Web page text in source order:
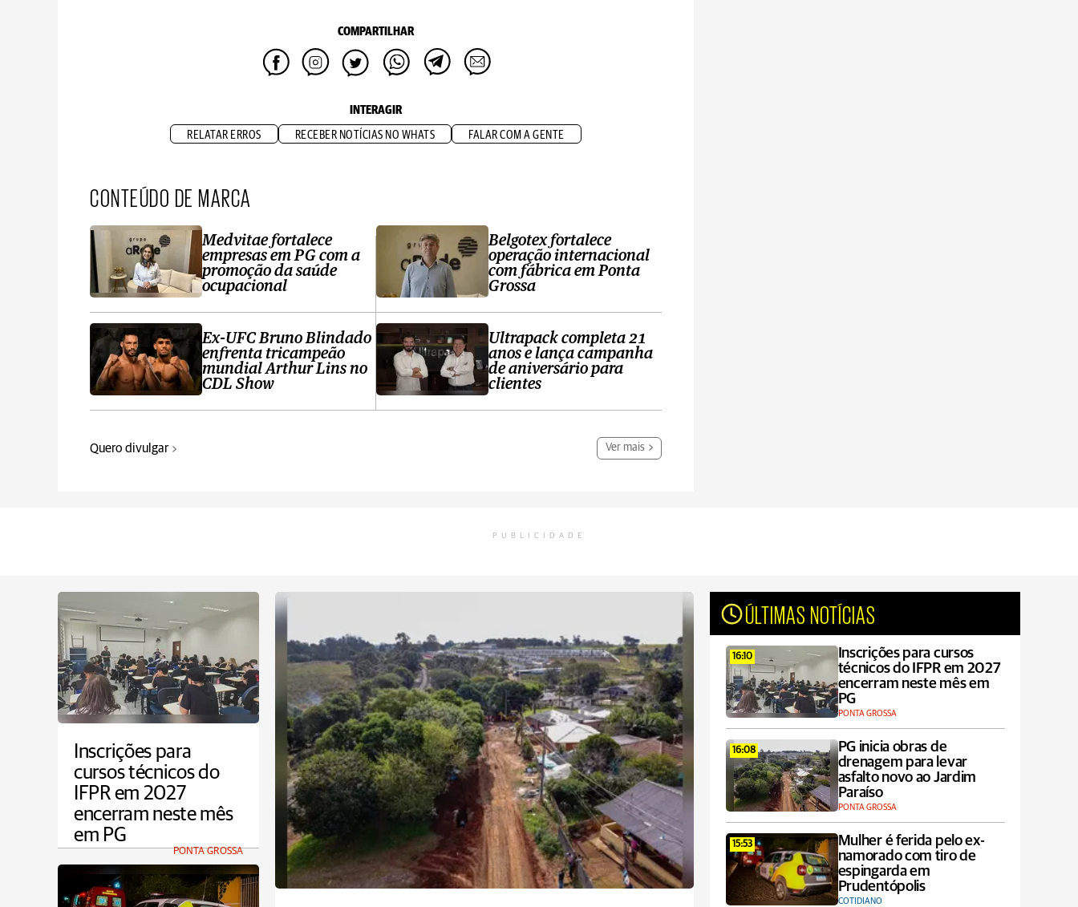
COMPARTILHAR
INTERAGIR
RELATAR ERROS RECEBER NOTÍCIAS NO WHATS FALAR COM A GENTE
CONTEÚDO DE MARCA
Medvitae fortalece
empresas em PG com a
promoção da saúde
ocupacional
Ex-UFC Bruno Blindado
enfrenta tricampeão
mundial Arthur Lins no
CDL Show
Belgotex fortalece
operação internacional
com fábrica em Ponta
Grossa
Ultrapack completa 21
anos e lança campanha
de aniversário para
clientes
Quero divulgar Ver mais
PUBLICIDADE
Inscrições para
cursos técnicos do
IFPR em 2027
encerram neste mês
em PG
PONTA GROSSA
ÚLTIMAS NOTÍCIAS
16:10
Inscrições para cursos
técnicos do IFPR em 2027
encerram neste mês em
PG
PONTA GROSSA
16:08
PG inicia obras de
drenagem para levar
asfalto novo ao Jardim
Paraíso
PONTA GROSSA
15:53
Mulher é ferida pelo ex-
namorado com tiro de
espingarda em
Prudentópolis
COTIDIANO